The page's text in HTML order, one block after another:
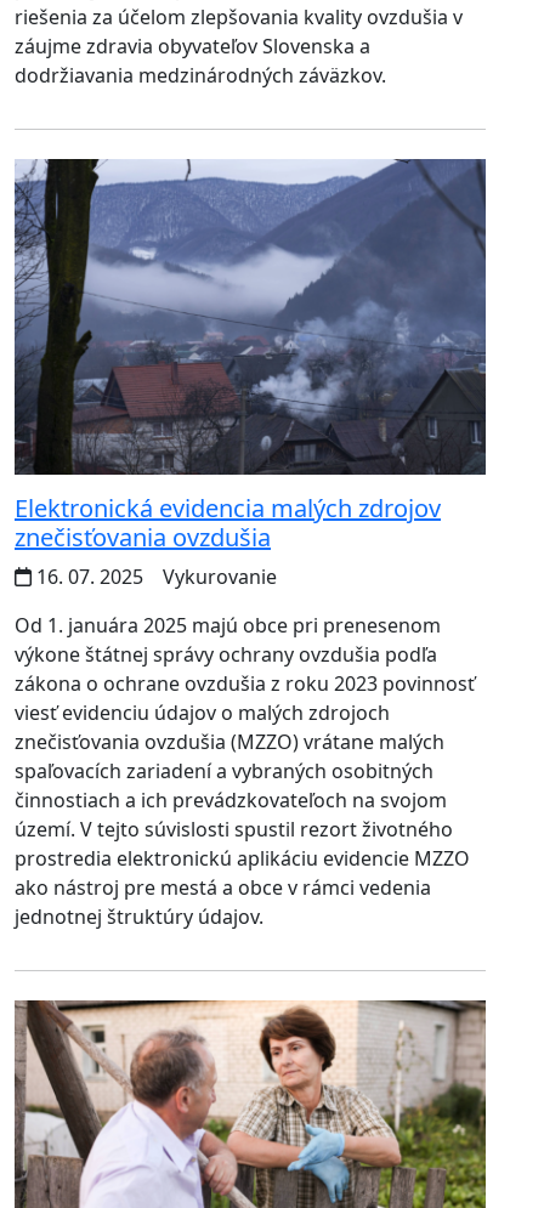
riešenia za účelom zlepšovania kvality ovzdušia v
záujme zdravia obyvateľov Slovenska a
dodržiavania medzinárodných záväzkov.
Elektronická evidencia malých zdrojov
znečisťovania ovzdušia
16. 07. 2025
Vykurovanie
Od 1. januára 2025 majú obce pri prenesenom
výkone štátnej správy ochrany ovzdušia podľa
zákona o ochrane ovzdušia z roku 2023 povinnosť
viesť evidenciu údajov o malých zdrojoch
znečisťovania ovzdušia (MZZO) vrátane malých
spaľovacích zariadení a vybraných osobitných
činnostiach a ich prevádzkovateľoch na svojom
území. V tejto súvislosti spustil rezort životného
prostredia elektronickú aplikáciu evidencie MZZO
ako nástroj pre mestá a obce v rámci vedenia
jednotnej štruktúry údajov.